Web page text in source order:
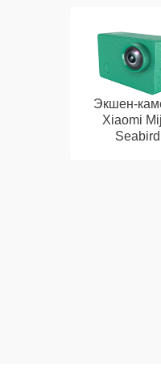
Экшен-
Xiaomi
Seabird